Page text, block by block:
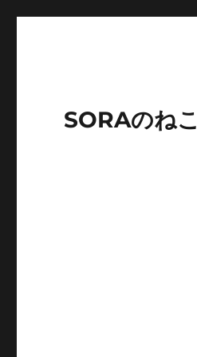
SORAのねこ